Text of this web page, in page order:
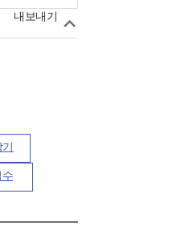
내보내기
수